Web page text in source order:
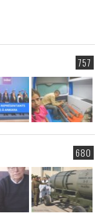
757
680